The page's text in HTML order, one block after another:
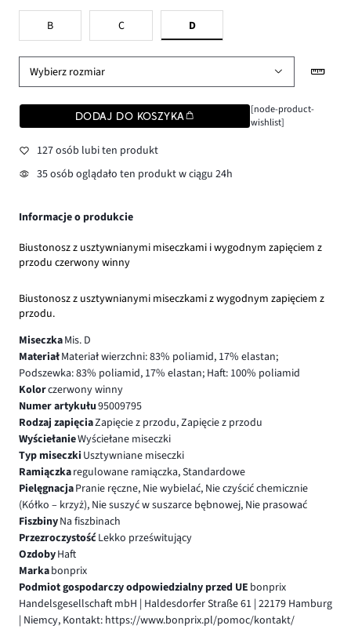
B C D
Wybierz rozmiar
DODAJ DO KOSZYKA
[node-product-
wishlist]
127 osób lubi ten produkt
35 osób oglądało ten produkt w ciągu 24h
Informacje o produkcie
Biustonosz z usztywnianymi miseczkami i wygodnym zapięciem z
przodu czerwony winny
Biustonosz z usztywnianymi miseczkami z wygodnym zapięciem z
przodu.
MiseczkaMis. D
MateriałMateriał wierzchni: 83% poliamid, 17% elastan;
Podszewka: 83% poliamid, 17% elastan; Haft: 100% poliamid
Kolorczerwony winny
Numer artykułu95009795
Rodzaj zapięciaZapięcie z przodu, Zapięcie z przodu
WyściełanieWyściełane miseczki
Typ miseczki Usztywniane miseczki
Ramiączkaregulowane ramiączka, Standardowe
PielęgnacjaPranie ręczne, Nie wybielać, Nie czyścić chemicznie
(Kółko – krzyż), Nie suszyć w suszarce bębnowej, Nie prasować
FiszbinyNa fiszbinach
PrzezroczystośćLekko prześwitujący
OzdobyHaft
Markabonprix
Podmiot gospodarczy odpowiedzialny przed UE bonprix
Handelsgesellschaft mbH | Haldesdorfer Straße 61 | 22179 Hamburg
| Niemcy, Kontakt: https://www.bonprix.pl/pomoc/kontakt/